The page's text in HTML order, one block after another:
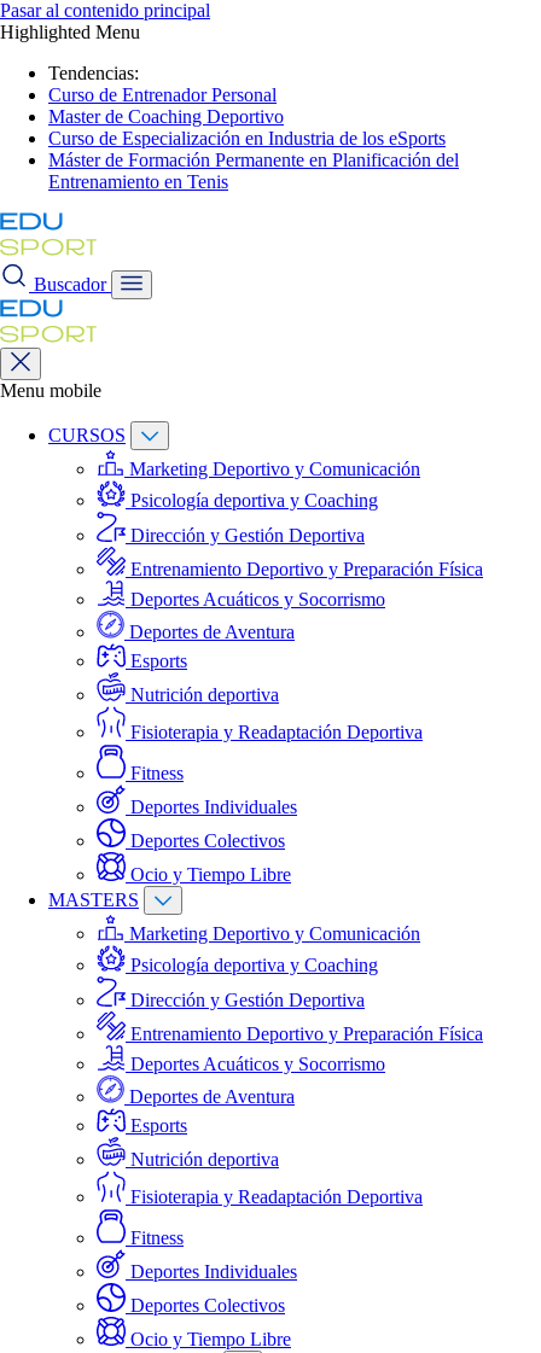
Pasar al contenido principal
Highlighted Menu
Tendencias:
Curso de Entrenador Personal
Master de Coaching Deportivo
Curso de Especialización en Industria de los eSports
Máster de Formación Permanente en Planificación del
Entrenamiento en Tenis
Buscador
Menu mobile
CURSOS
Marketing Deportivo y Comunicación
Psicología deportiva y Coaching
Dirección y Gestión Deportiva
Entrenamiento Deportivo y Preparación Física
Deportes Acuáticos y Socorrismo
Deportes de Aventura
Esports
Nutrición deportiva
Fisioterapia y Readaptación Deportiva
Fitness
Deportes Individuales
Deportes Colectivos
Ocio y Tiempo Libre
MASTERS
Marketing Deportivo y Comunicación
Psicología deportiva y Coaching
Dirección y Gestión Deportiva
Entrenamiento Deportivo y Preparación Física
Deportes Acuáticos y Socorrismo
Deportes de Aventura
Esports
Nutrición deportiva
Fisioterapia y Readaptación Deportiva
Fitness
Deportes Individuales
Deportes Colectivos
Ocio y Tiempo Libre